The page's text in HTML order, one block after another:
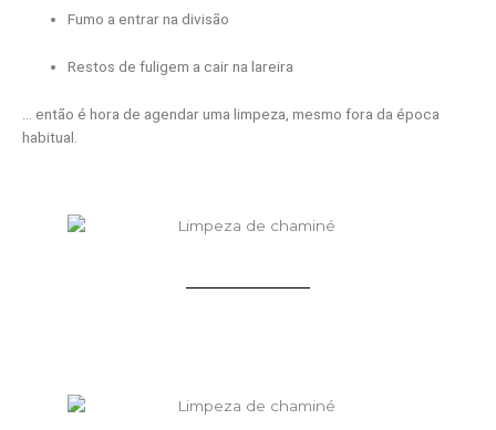
Fumo a entrar na divisão
Restos de fuligem a cair na lareira
… então é hora de agendar uma limpeza, mesmo fora da época
habitual.